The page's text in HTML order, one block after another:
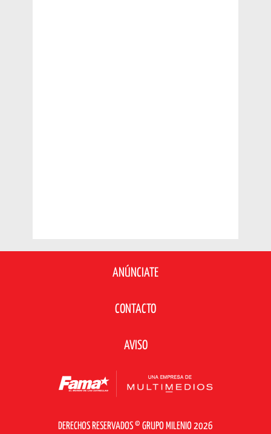
ANÚNCIATE
CONTACTO
AVISO
DERECHOS RESERVADOS © GRUPO MILENIO 2026